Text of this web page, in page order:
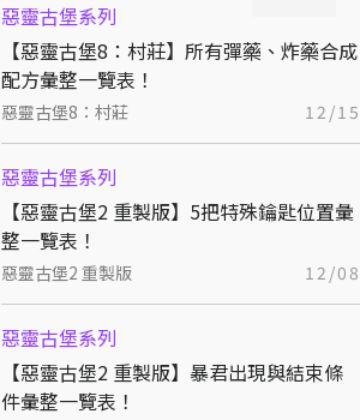
惡靈古堡系列
【惡靈古堡8：村莊】所有彈藥、炸藥合成
配方彙整一覽表！
惡靈古堡8：村莊 12/15
惡靈古堡系列
【惡靈古堡2 重製版】5把特殊鑰匙位置彙
整一覽表！
惡靈古堡2 重製版 12/08
惡靈古堡系列
【惡靈古堡2 重製版】暴君出現與結束條
件彙整一覽表！